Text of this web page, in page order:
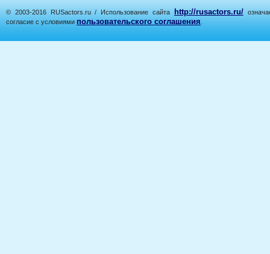
© 2003-2016 RUSactors.ru / Использование сайта http://rusactors.ru/
согласие с условиями пользовательского соглашения